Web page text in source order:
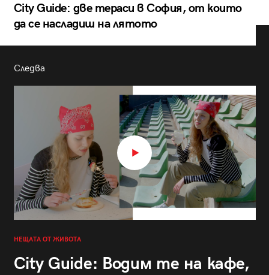
City Guide: две тераси в София, от които
да се насладиш на лятото
Следва
НЕЩАТА ОТ ЖИВОТА
City Guide: Водим те на кафе,